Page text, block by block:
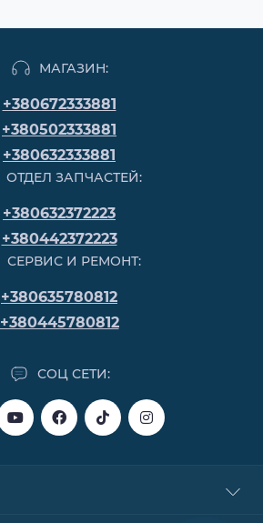
МАГАЗИН:
+380672333881
+380502333881
+380632333881
ОТДЕЛ ЗАПЧАСТЕЙ:
+380632372223
+380442372223
СЕРВИС И РЕМОНТ:
+380635780812
+380445780812
СОЦ СЕТИ: